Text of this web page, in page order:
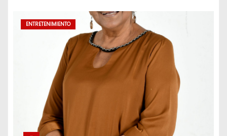
ENTRETENIMIENTO